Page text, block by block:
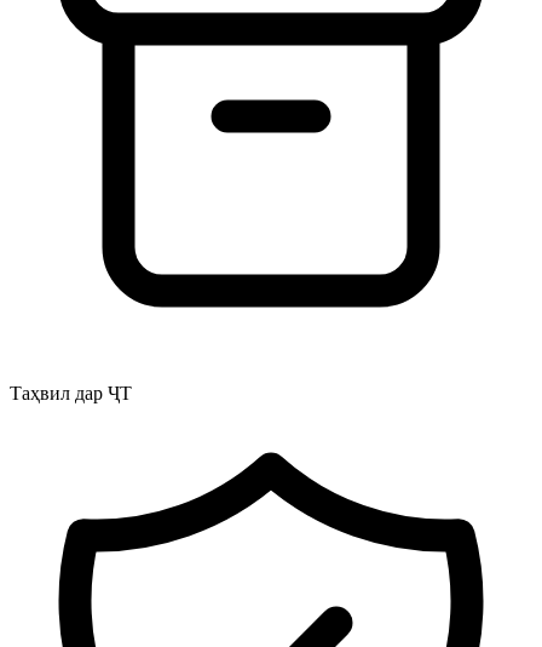
Таҳвил дар ҶТ